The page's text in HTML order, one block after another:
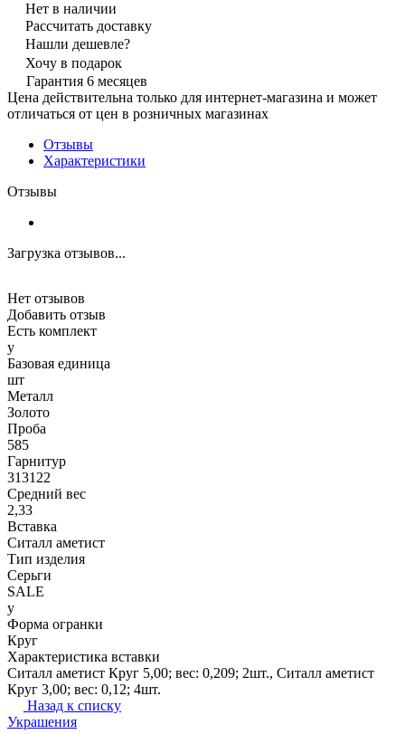
Нет в наличии
Рассчитать доставку
Нашли дешевле?
Хочу в подарок
Гарантия 6 месяцев
Цена действительна только для интернет-магазина и может
отличаться от цен в розничных магазинах
Отзывы
Характеристики
Отзывы
Загрузка отзывов...
Нет отзывов
Добавить отзыв
Есть комплект
y
Базовая единица
шт
Металл
Золото
Проба
585
Гарнитур
313122
Средний вес
2,33
Вставка
Ситалл аметист
Тип изделия
Серьги
SALE
y
Форма огранки
Круг
Характеристика вставки
Ситалл аметист Круг 5,00; вес: 0,209; 2шт., Ситалл аметист
Круг 3,00; вес: 0,12; 4шт.
Назад к списку
Украшения